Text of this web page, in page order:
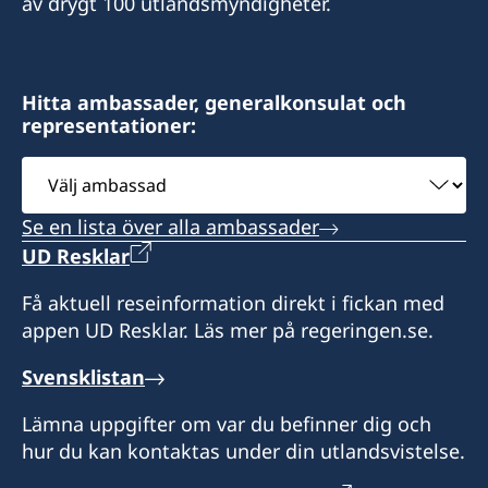
Hitta ambassader, generalkonsulat och
representationer:
ambassad
Se en lista över alla ambassader
UD Resklar
Få aktuell reseinformation direkt i fickan med
appen UD Resklar. Läs mer på regeringen.se.
Svensklistan
Lämna uppgifter om var du befinner dig och
hur du kan kontaktas under din utlandsvistelse.